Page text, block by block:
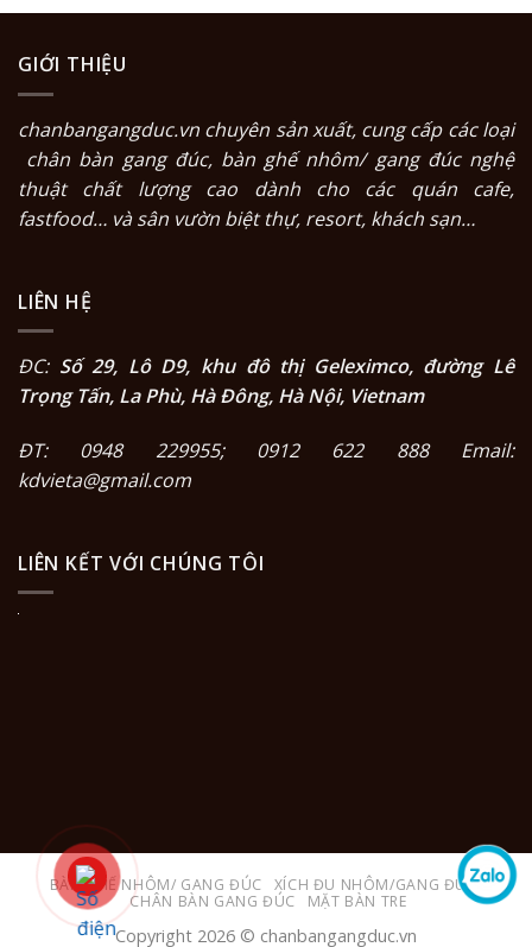
GIỚI THIỆU
chanbangangduc.vn chuyên sản xuất, cung cấp các loại
chân bàn gang đúc, bàn ghế nhôm/ gang đúc nghệ
thuậtchất lượng cao dành cho các quán cafe,
fastfood… và sân vườn biệt thự, resort, khách sạn…
LIÊN HỆ
ĐC: Số 29, Lô D9, khu đô thị Geleximco, đường Lê
Trọng Tấn, La Phù, Hà Đông, Hà Nội, Vietnam
ĐT: 0948 229955; 0912 622 888 Email:
kdvieta@gmail.com
LIÊN KẾT VỚI CHÚNG TÔI
BÀN GHẾ NHÔM/ GANG ĐÚC
XÍCH ĐU NHÔM/GANG ĐÚC
CHÂN BÀN GANG ĐÚC
MẶT BÀN TRE
Copyright 2026 © chanbangangduc.vn